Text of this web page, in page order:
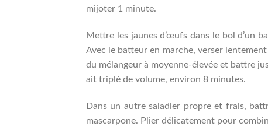
mijoter 1 minute.
Mettre les jaunes d’œufs dans le bol d’un
Avec le batteur en marche, verser
du mélangeur à moyenne-élevée et battre
ait triplé de volume, environ 8 minutes.
Dans un autre saladier propre et frais,
mascarpone. Plier délicatement pour